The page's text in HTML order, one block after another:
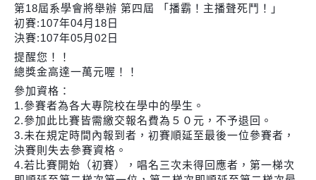
第18屆系學會將舉辦 第四屆 「播霸！主播聲死鬥！」
初賽:107年04月18日
決賽:107年05月02日
提醒您！！
總獎金高達一萬元喔！！
參加資格：
1.參賽者為各大專院校在學中的學生。
2.參加此比賽皆需繳交報名費為５０元，不予退回。
3.未在規定時間內報到者，初賽順延至最後一位參賽者，
決賽則失去參賽資格。
4.若比賽開始（初賽），唱名三次未得回應者，第一梯次